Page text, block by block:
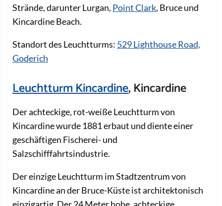
Strände, darunter Lurgan, Point Clark, Bruce und
Kincardine Beach.
Standort des Leuchtturms: 529 Lighthouse Road,
Goderich
Leuchtturm Kincardine, Kincardine
Der achteckige, rot-weiße Leuchtturm von
Kincardine wurde 1881 erbaut und diente einer
geschäftigen Fischerei- und
Salzschifffahrtsindustrie.
Der einzige Leuchtturm im Stadtzentrum von
Kincardine an der Bruce-Küste ist architektonisch